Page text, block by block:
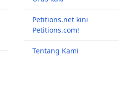
Petitions.net kini
Petitions.com!
Tentang Kami